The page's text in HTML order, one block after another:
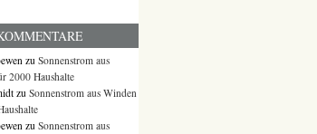
zu Sonnenstrom aus
2000 Haushalte
zu Sonnenstrom aus Winden
zu Sonnenstrom aus